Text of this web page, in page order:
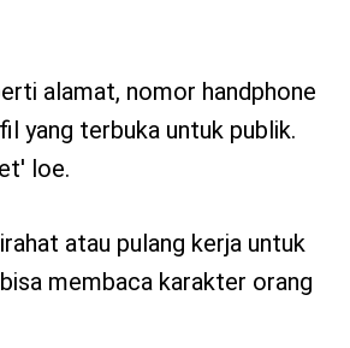
alamat, nomor handphone
yang terbuka untuk publik.
loe.
atau pulang kerja untuk
membaca karakter orang